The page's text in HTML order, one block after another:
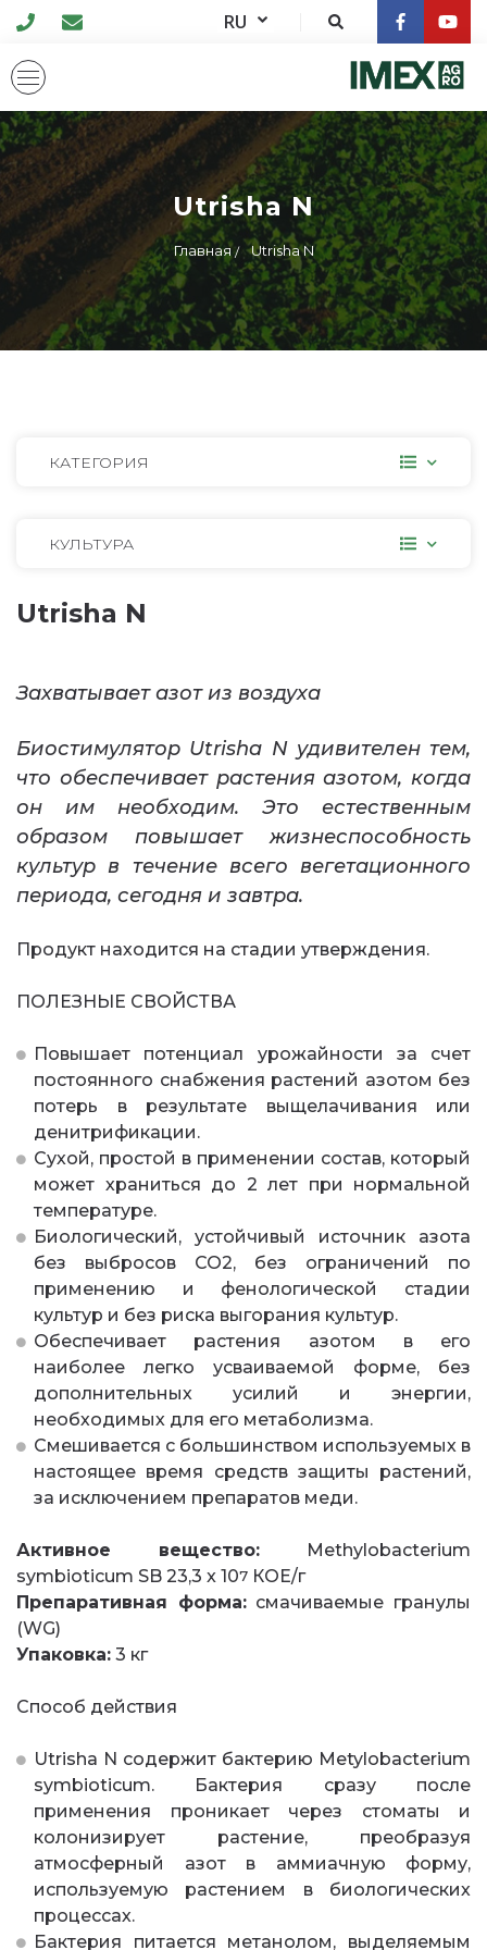
RU
Utrisha N
Главная Utrisha N
КАТЕГОРИЯ
КУЛЬТУРА
Utrisha N
Захватывает азот из воздуха
Биостимулятор Utrisha N удивителен тем,
что обеспечивает растения азотом, когда
он им необходим. Это естественным
образом повышает жизнеспособность
культур в течение всего вегетационного
периода, сегодня и завтра.
Продукт находится на стадии утверждения.
ПОЛЕЗНЫЕ СВОЙСТВА
Повышает потенциал урожайности за счет
постоянного снабжения растений азотом без
потерь в результате выщелачивания или
денитрификации.
Сухой, простой в применении состав, который
может храниться до 2 лет при нормальной
температуре.
Биологический, устойчивый источник азота
без выбросов CO2, без ограничений по
применению и фенологической стадии
культур и без риска выгорания культур.
Обеспечивает растения азотом в его
наиболее легко усваиваемой форме, без
дополнительных усилий и энергии,
необходимых для его метаболизма.
Смешивается с большинством используемых в
настоящее время средств защиты растений,
за исключением препаратов меди.
Активное вещество:
Methylobacterium
symbioticum SB 23,3 x 107 КОЕ/г
Препаративная форма:смачиваемые гранулы
(WG)
Упаковка: 3 кг
Способ действия
Utrisha N содержит бактерию Metylobacterium
symbioticum. Бактерия сразу после
применения проникает через стоматы и
колонизирует растение, преобразуя
атмосферный азот в аммиачную форму,
используемую растением в биологических
процессах.
Бактерия питается метанолом, выделяемым